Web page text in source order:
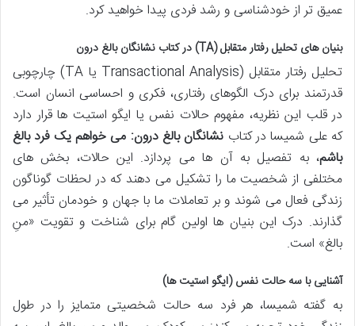
عمیق تر از خودشناسی و رشد فردی پیدا خواهید کرد.
بنیان های تحلیل رفتار متقابل (TA) در کتاب نشانگان بالغ درون
تحلیل رفتار متقابل (Transactional Analysis یا TA) چارچوبی
قدرتمند برای درک الگوهای رفتاری، فکری و احساسی انسان است.
در قلب این نظریه، مفهوم حالات نفس یا ایگو استیت ها قرار دارد
که علی شمیسا در کتاب نشانگان بالغ درون: می خواهم یک فرد بالغ
باشم، به تفصیل به آن ها می پردازد. این حالات، بخش های
مختلفی از شخصیت ما را تشکیل می دهند که در لحظات گوناگون
زندگی فعال می شوند و بر تعاملات ما با جهان و خودمان تأثیر می
گذارند. درک این بنیان ها اولین گام برای شناخت و تقویت «منِ
بالغ» است.
آشنایی با سه حالت نفس (ایگو استیت ها)
به گفته شمیسا، هر فرد سه حالت شخصیتی متمایز را در طول